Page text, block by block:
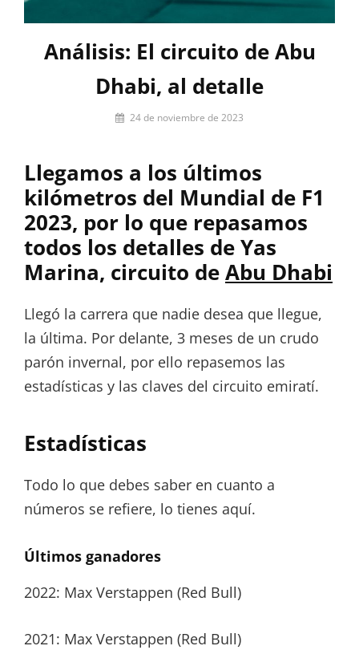
Análisis: El circuito de Abu
Dhabi, al detalle
Por 24 de noviembre de 2023
Llegamos a los últimos
kilómetros del Mundial de F1
2023, por lo que repasamos
todos los detalles de Yas
Marina, circuito deAbu Dhabi
Llegó la carrera que nadie desea que llegue,
la última. Por delante, 3 meses de un crudo
parón invernal, por ello repasemos las
estadísticas y las claves del circuito emiratí.
Estadísticas
Todo lo que debes saber en cuanto a
números se refiere, lo tienes aquí.
Últimos ganadores
2022: Max Verstappen (Red Bull)
2021: Max Verstappen (Red Bull)